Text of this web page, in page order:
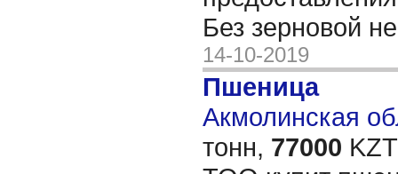
Без зерновой
14-10-2019
Пшеница
Акмолинская
тонн, 77000